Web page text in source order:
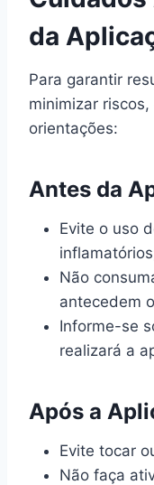
da
Para garantir
minimizar
orientações:
Antes da
Evite o uso
Não
antecedem
Informe-se
realizará a
Após a
Evite tocar
Não faça